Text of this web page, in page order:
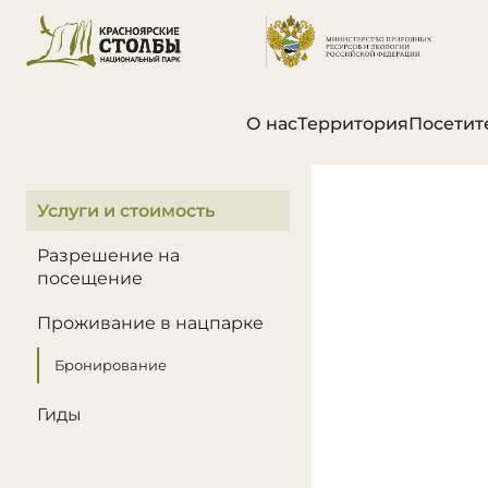
О насТерритория
В этом разделе
Услуги и стоимость
Разрешение на
посещение
Проживание в нацпарке
Бронирование
Гиды